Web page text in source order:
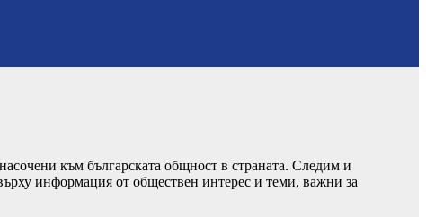
към българската общност в страната. Следим и
информация от обществен интерес и теми, важни за